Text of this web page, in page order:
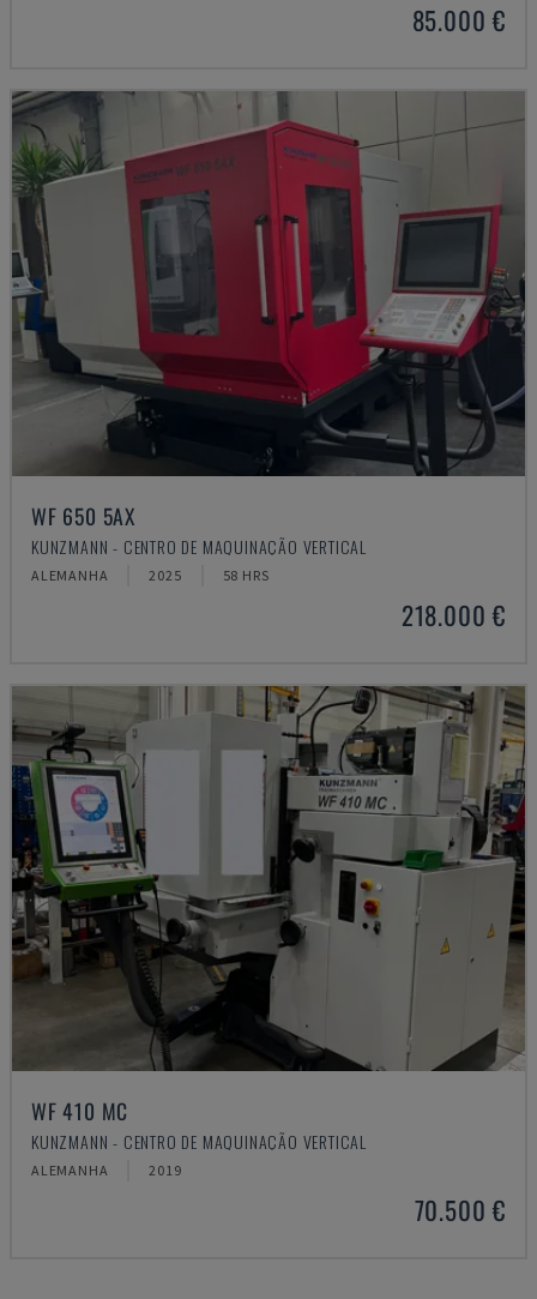
85.000 €
WF 650 5AX
KUNZMANN - CENTRO DE MAQUINAÇÃO VERTICAL
ALEMANHA 2025 58 HRS
218.000 €
WF 410 MC
KUNZMANN - CENTRO DE MAQUINAÇÃO VERTICAL
ALEMANHA 2019
70.500 €